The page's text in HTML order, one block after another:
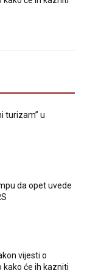
turizam” u
da opet uvede
vijesti o
kako će ih kazniti